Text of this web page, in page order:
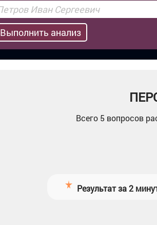
Выполнить анализ
Всего 5 вопросов
Результат за 2